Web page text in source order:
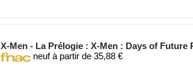
X-Men - La Prélogie : X-Men : Days of Future
neuf à partir de 35,88 €